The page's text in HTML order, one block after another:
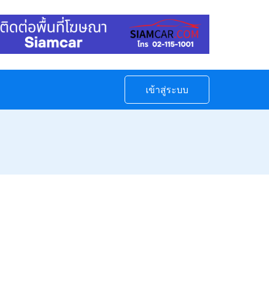
เข้าสู่ระบบ